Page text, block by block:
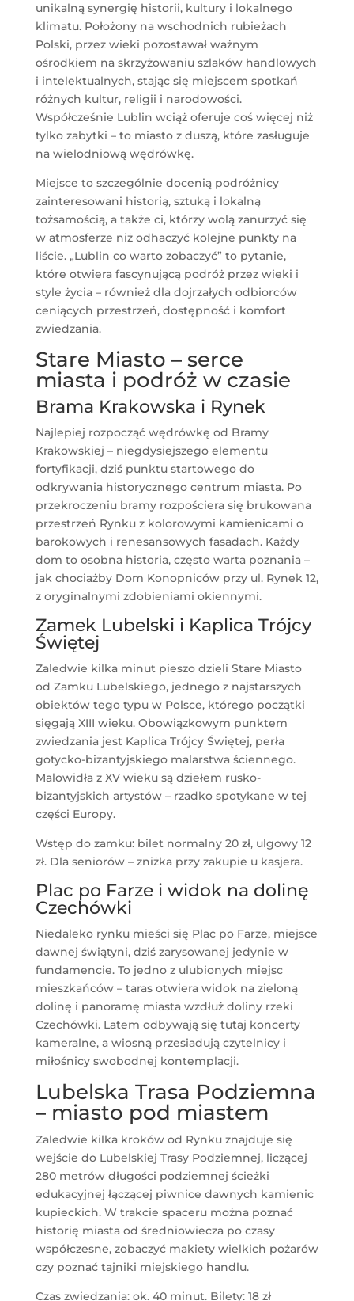
unikalną synergię historii, kultury i lokalnego
klimatu. Położony na wschodnich rubieżach
Polski, przez wieki pozostawał ważnym
ośrodkiem na skrzyżowaniu szlaków handlowych
i intelektualnych, stając się miejscem spotkań
różnych kultur, religii i narodowości.
Współcześnie Lublin wciąż oferuje coś więcej niż
tylko zabytki – to miasto z duszą, które zasługuje
na wielodniową wędrówkę.
Miejsce to szczególnie docenią podróżnicy
zainteresowani historią, sztuką i lokalną
tożsamością, a także ci, którzy wolą zanurzyć się
w atmosferze niż odhaczyć kolejne punkty na
liście. „Lublin co warto zobaczyć” to pytanie,
które otwiera fascynującą podróż przez wieki i
style życia – również dla dojrzałych odbiorców
ceniących przestrzeń, dostępność i komfort
zwiedzania.
Stare Miasto – serce
miasta i podróż w czasie
Brama Krakowska i Rynek
Najlepiej rozpocząć wędrówkę od Bramy
Krakowskiej – niegdysiejszego elementu
fortyfikacji, dziś punktu startowego do
odkrywania historycznego centrum miasta. Po
przekroczeniu bramy rozpościera się brukowana
przestrzeń Rynku z kolorowymi kamienicami o
barokowych i renesansowych fasadach. Każdy
dom to osobna historia, często warta poznania –
jak chociażby Dom Konopniców przy ul. Rynek 12,
z oryginalnymi zdobieniami okiennymi.
Zamek Lubelski i Kaplica Trójcy
Świętej
Zaledwie kilka minut pieszo dzieli Stare Miasto
od Zamku Lubelskiego, jednego z najstarszych
obiektów tego typu w Polsce, którego początki
sięgają XIII wieku. Obowiązkowym punktem
zwiedzania jest Kaplica Trójcy Świętej, perła
gotycko-bizantyjskiego malarstwa ściennego.
Malowidła z XV wieku są dziełem rusko-
bizantyjskich artystów – rzadko spotykane w tej
części Europy.
Wstęp do zamku: bilet normalny 20 zł, ulgowy 12
zł. Dla seniorów – zniżka przy zakupie u kasjera.
Plac po Farze i widok na dolinę
Czechówki
Niedaleko rynku mieści się Plac po Farze, miejsce
dawnej świątyni, dziś zarysowanej jedynie w
fundamencie. To jedno z ulubionych miejsc
mieszkańców – taras otwiera widok na zieloną
dolinę i panoramę miasta wzdłuż doliny rzeki
Czechówki. Latem odbywają się tutaj koncerty
kameralne, a wiosną przesiadują czytelnicy i
miłośnicy swobodnej kontemplacji.
Lubelska Trasa Podziemna
– miasto pod miastem
Zaledwie kilka kroków od Rynku znajduje się
wejście do Lubelskiej Trasy Podziemnej, liczącej
280 metrów długości podziemnej ścieżki
edukacyjnej łączącej piwnice dawnych kamienic
kupieckich. W trakcie spaceru można poznać
historię miasta od średniowiecza po czasy
współczesne, zobaczyć makiety wielkich pożarów
czy poznać tajniki miejskiego handlu.
Czas zwiedzania: ok. 40 minut. Bilety: 18 zł